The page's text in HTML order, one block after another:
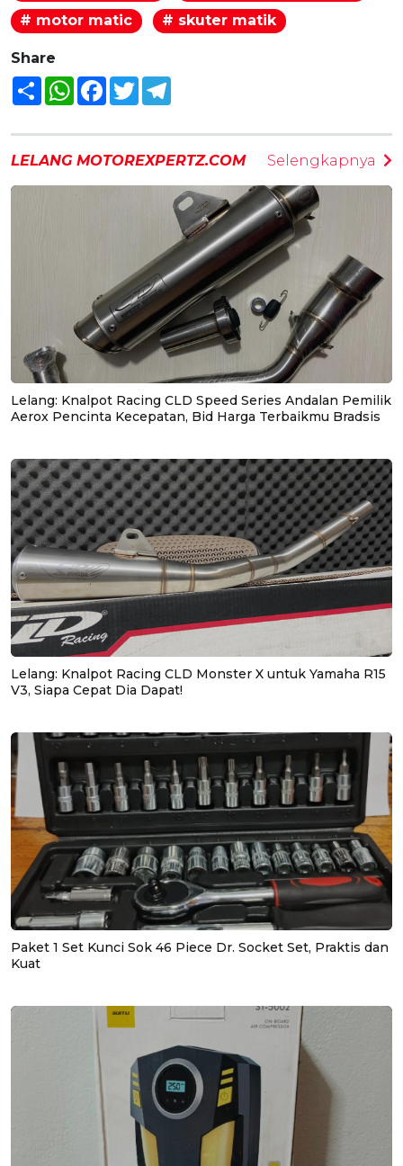
# motor matic
# skuter matik
Share
Share WhatsAppFacebook
Twitter
LELANG MOTOREXPERTZ.COM Selengkapnya
Lelang: Knalpot Racing CLD Speed Series Andalan Pemilik
Aerox Pencinta Kecepatan, Bid Harga Terbaikmu Bradsis
Lelang: Knalpot Racing CLD Monster X untuk Yamaha R15
V3, Siapa Cepat Dia Dapat!
Paket 1 Set Kunci Sok 46 Piece Dr. Socket Set, Praktis dan
Kuat